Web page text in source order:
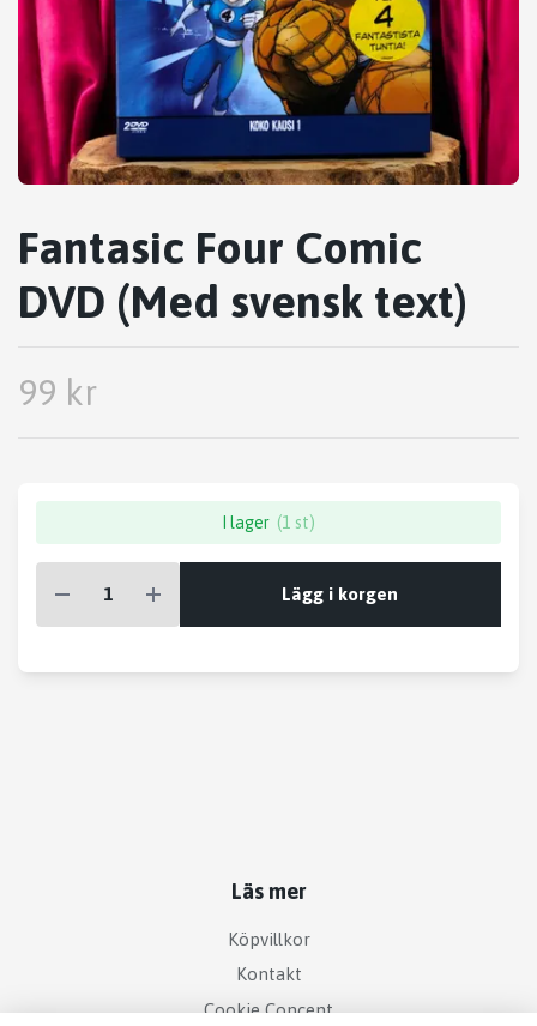
Fantasic Four Comic
DVD (Med svensk text)
99 kr
I lager (1 st)
Lägg i korgen
Läs mer
Köpvillkor
Kontakt
Cookie Concent